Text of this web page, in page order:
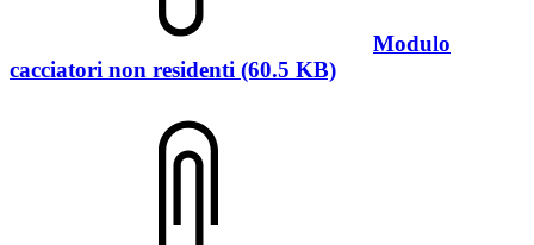
Modulo
cacciatori non residenti (60.5 KB)